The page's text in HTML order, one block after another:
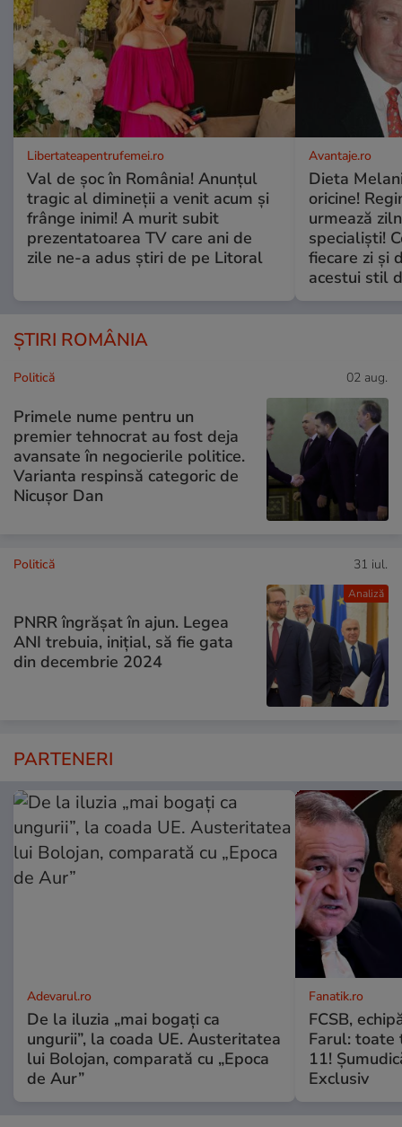
Libertateapentrufemei.ro
Val de șoc în România! Anunțul
tragic al dimineții a venit acum și
frânge inimi! A murit subit
prezentatoarea TV care ani de
zile ne-a adus știri de pe Litoral
Avantaje.ro
Dieta
oricine!
urmează
specialiști!
fiecare zi și
acestui stil
ȘTIRI ROMÂNIA
Politică 02 aug.
Primele nume pentru un
premier tehnocrat au fost deja
avansate în negocierile politice.
Varianta respinsă categoric de
Nicușor Dan
Analiză
Politică 31 iul.
PNRR îngrășat în ajun. Legea
ANI trebuia, inițial, să fie gata
din decembrie 2024
PARTENERI
Adevarul.ro
De la iluzia „mai bogați ca
ungurii”, la coada UE. Austeritatea
lui Bolojan, comparată cu „Epoca
de Aur”
Fanatik.ro
FCSB,
Farul: toate
11!
Exclusiv